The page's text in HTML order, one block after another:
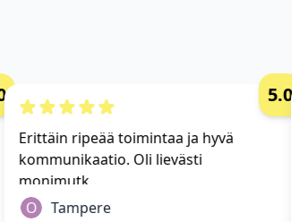
Erittäin ripeää toimintaa ja hyvä
kommunikaatio. Oli lievästi
monimutk...
O
Tampere
5.0